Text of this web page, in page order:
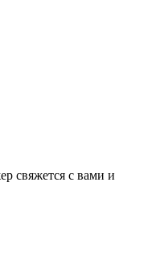
свяжется с вами и